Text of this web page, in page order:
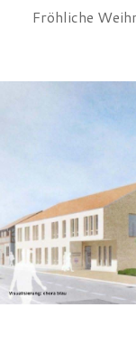
Fröhliche